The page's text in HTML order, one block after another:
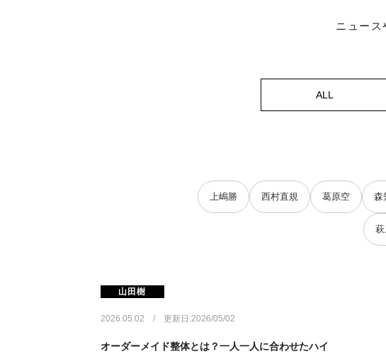
ニュース
ALL
上嶋勝 西村直規 葛原空 森
山田樹
2026.05.02 / 更新日:2026/05/02
オーダーメイド整体とは？一人一人に合わせたハイ